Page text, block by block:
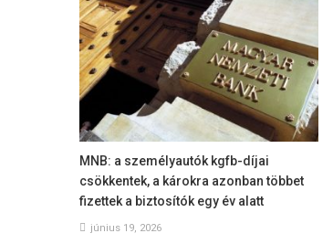
MNB: a személyautók kgfb-díjai
csökkentek, a károkra azonban többet
fizettek a biztosítók egy év alatt
június 19, 2026